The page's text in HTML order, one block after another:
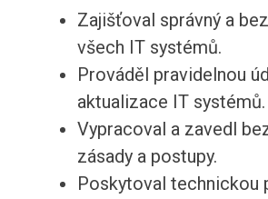
Zajišťoval správný a
všech IT systémů.
Prováděl pravidelnou
aktualizace IT systémů.
Vypracoval a zavedl
zásady a postupy.
Poskytoval technickou